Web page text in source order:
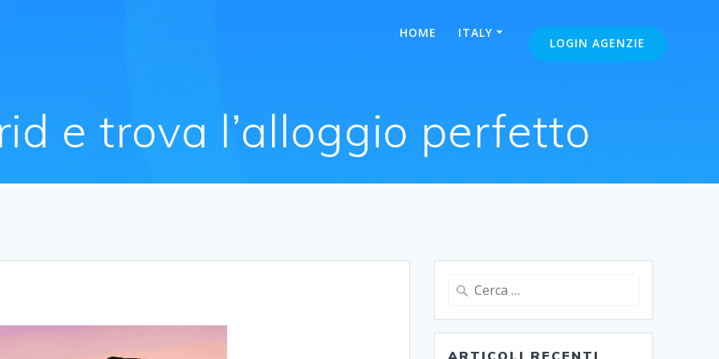
HOME ITALY
LOGIN AGENZIE
e trova l’alloggio perfetto
Ricerca
per:
ARTICOLI RECENTI